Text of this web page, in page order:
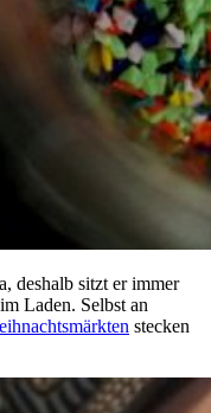
deshalb sitzt er immer
Laden. Selbst an
stecken